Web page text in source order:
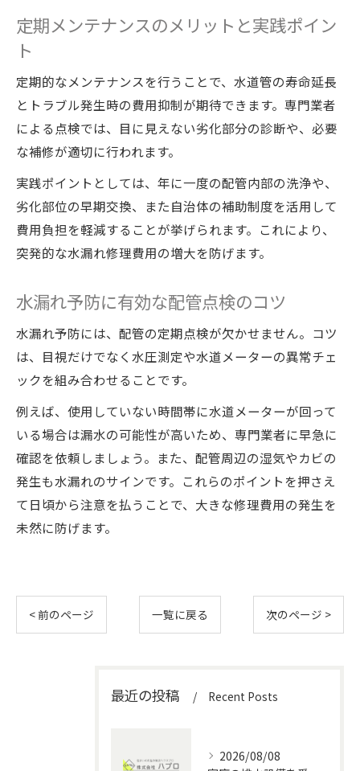
定期メンテナンスのメリットと実践ポイン
ト
定期的なメンテナンスを行うことで、水道管の寿命延長
とトラブル発生時の費用抑制が期待できます。専門業者
による点検では、目に見えない劣化部分の診断や、必要
な補修が適切に行われます。
実践ポイントとしては、年に一度の配管内部の洗浄や、
劣化部位の早期交換、また自治体の補助制度を活用して
費用負担を軽減することが挙げられます。これにより、
突発的な水漏れ修理費用の増大を防げます。
水漏れ予防に有効な配管点検のコツ
水漏れ予防には、配管の定期点検が欠かせません。コツ
は、目視だけでなく水圧測定や水道メーターの異常チェ
ックを組み合わせることです。
例えば、使用していない時間帯に水道メーターが回って
いる場合は漏水の可能性が高いため、専門業者に早急に
確認を依頼しましょう。また、配管周辺の湿気やカビの
発生も水漏れのサインです。これらのポイントを押さえ
て日頃から注意を払うことで、大きな修理費用の発生を
未然に防げます。
< 前のページ 一覧に戻る 次のページ >
最近の投稿 Recent Posts
2026/08/08